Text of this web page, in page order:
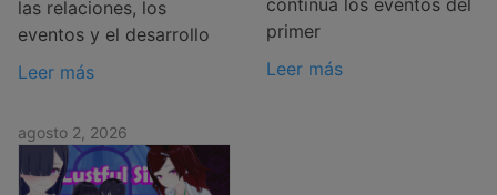
las relaciones, los
eventos y el desarrollo
Leer más
continúa los eventos del
primer
Leer más
agosto 2, 2026